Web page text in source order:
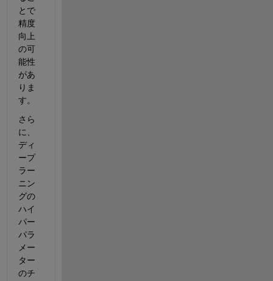
とで
精度
向上
の可
能性
があ
りま
す。
さら
に、
ディ
ープ
ラー
ニン
グの
ハイ
パー
パラ
メー
ター
のチ